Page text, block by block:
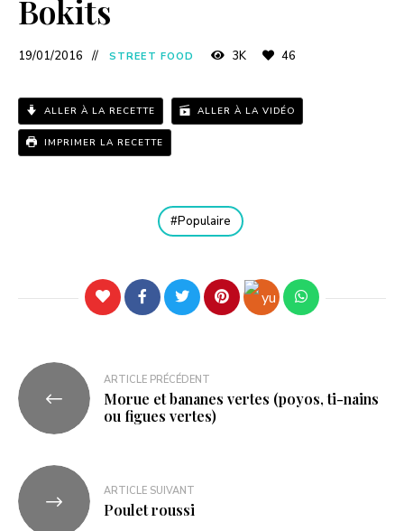
Bokits
19/01/2016 STREET FOOD 3K 46
ALLER À LA RECETTE ALLER À LA VIDÉO
IMPRIMER LA RECETTE
Populaire
ARTICLE PRÉCÉDENT
Morue et bananes vertes (poyos, ti-nains
ou figues vertes)
ARTICLE SUIVANT
Poulet roussi